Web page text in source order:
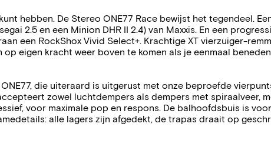
hebben. De Stereo ONE77 Race bewijst het tegendeel.
2.5 en een Minion DHR II 2.4) van Maxxis. En een
een RockShox Vivid Select+. Krachtige XT vierzuiger-
eigen kracht weer boven te komen als je eenmaal
die uiteraard is uitgerust met onze beproefde
zowel luchtdempers als dempers met spiraalveer,
voor maximale pop en respons. De balhoofdsbuis is
alle lagers zijn afgedekt, de trapas draait op